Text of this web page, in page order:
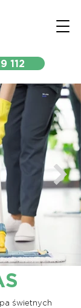
112
świetnych